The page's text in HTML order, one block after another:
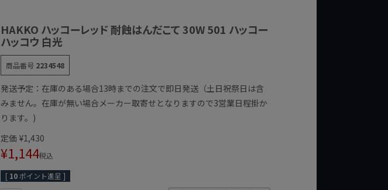
HAKKO ハッコーレッド 耐蝕はんだこて 30W 501 ハッコー
ハッコウ 白光
商品番号 2234548
発送予定：在庫のある場合13時までの注文で即日発送（土日祝祭日は含
みません。在庫が無い場合メーカー取寄せとなりますので3営業日程掛か
ります。)
定価 ¥1,430
¥1,144税込
[ 10ポイント進呈 ]